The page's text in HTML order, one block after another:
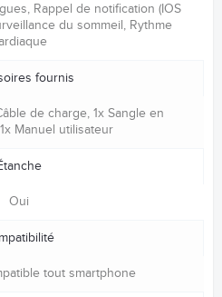
Rappel de notification (IOS
du sommeil, Rythme
fournis
de charge, 1x Sangle en
Manuel utilisateur
Oui
tout smartphone